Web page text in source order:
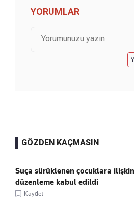
YORUMLAR
GÖZDEN KAÇMASIN
Suça sürüklenen çocuklara ilişkin
düzenleme kabul edildi
Kaydet